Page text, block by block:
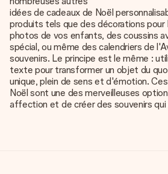
idées de cadeaux de Noël
produits tels que des décorations pour
photos de vos enfants, des coussins
spécial, ou même des calendriers de
souvenirs. Le principe est le même :
texte pour transformer un objet du
unique, plein de sens et d'émotion.
Noël sont une des merveilleuses
affection et de créer des souvenirs qui